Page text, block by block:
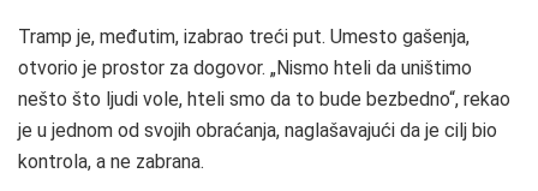
Tramp je, međutim, izabrao treći put. Umesto gašenja,
otvorio je prostor za dogovor. „Nismo hteli da uništimo
nešto što ljudi vole, hteli smo da to bude bezbedno“, rekao
je u jednom od svojih obraćanja, naglašavajući da je cilj bio
kontrola, a ne zabrana.